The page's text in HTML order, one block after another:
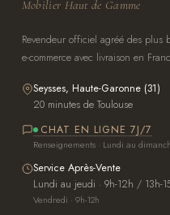
Mobilier Haut de Gamme
Revendeur officiel agréé des plus
e-commerce avec livraison en
Seysses, Haute-Garonne (31)
20 minutes de Toulouse
CHAT EN LIGNE 7J/7
Renseignements · Lundi au
Service Après-Vente
Lundi au jeudi · 9h-12h / 13h-
Vendredi · 9h-12h